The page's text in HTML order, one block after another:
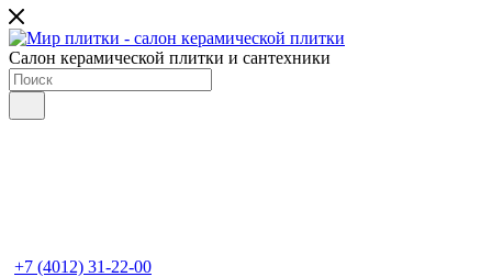
Салон керамической плитки и сантехники
+7 (4012) 31-22-00